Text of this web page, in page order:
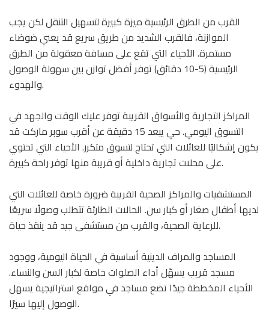
القرب من الطرق الرئيسية ميزة كبيرة لتسهيل التنقل لكن يجب
الموازنة، فالقرب الشديد من طريق سريع قد يعني ضوضاء
مستمرة. الأحياء التي تقع على مسافة معقولة من الطرق
الرئيسية (5-10 دقائق) توفر أفضل توازن بين سهولة الوصول
والهدوء.
المراكز التجارية والأسواق القريبة توفر عليك الوقت والجهد في
التسوق اليومي. حي يبعد 15 دقيقة عن أقرب سوبر ماركت قد
يكون إشكاليًا للعائلات التي تحتاج لتسوق متكرر. الأحياء التي تحتوي
على محلات تجارية داخلية أو قريبة منها توفر راحة كبيرة.
المستشفيات والمراكز الصحية القريبة ضرورة خاصة للعائلات التي
لديها أطفال صغار أو كبار سن. الحالات الطارئة تتطلب وصولًا سريعًا
للرعاية الصحية، والقرب من مستشفى جيد قد ينقذ حياة.
المساجد والمراف الدينية أساسية في الحياة اليومية، ووجود
مسجد قريب يسهّل أداء الصلوات خاصة لكبار السن والنساء.
الأحياء المخططة جيدًا تضع مساجد في مواقع استراتيجية يسهل
الوصول إليها سيرًا.